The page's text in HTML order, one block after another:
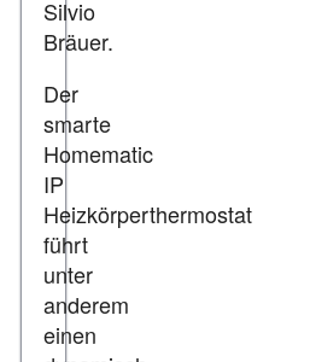
Silvio
Bräuer.
Der
smarte
Homematic
IP
Heizkörperthermostat
führt
unter
anderem
einen